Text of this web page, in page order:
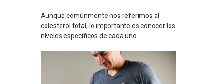
Aunque comúnmente nos referimos al
colesterol total, lo importante es conocer los
niveles específicos de cada uno.